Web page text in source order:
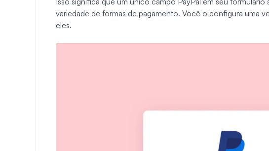
variedade de formas de pagamento. Você o configura uma
eles.